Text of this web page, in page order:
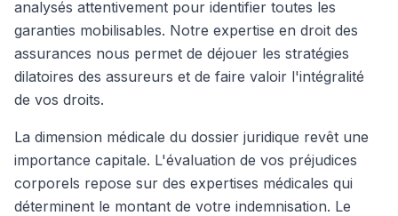
analysés attentivement pour identifier toutes les
garanties mobilisables. Notre expertise en droit des
assurances nous permet de déjouer les stratégies
dilatoires des assureurs et de faire valoir l'intégralité
de vos droits.
La dimension médicale du dossier juridique revêt une
importance capitale. L'évaluation de vos préjudices
corporels repose sur des expertises médicales qui
déterminent le montant de votre indemnisation. Le